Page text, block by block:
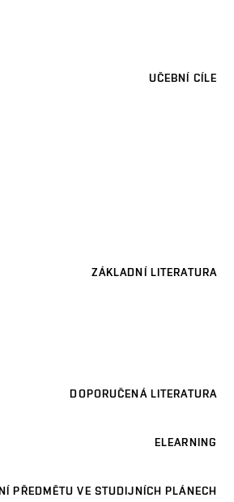
UČEBNÍ CÍLE
ZÁKLADNÍ LITERATURA
DOPORUČENÁ LITERATURA
ELEARNING
PŘEDMĚTU VE STUDIJNÍCH PLÁNECH